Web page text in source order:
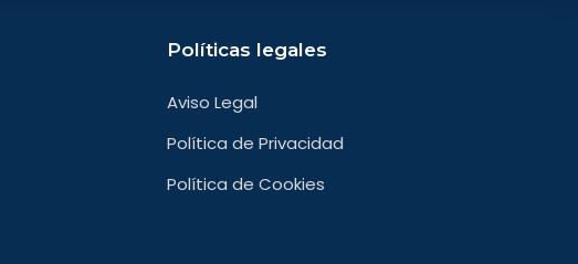
Políticas legales
Aviso Legal
Política de Privacidad
Política de Cookies